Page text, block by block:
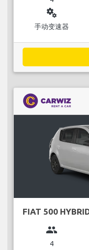
miscellaneous_services
手动变速器
FIAT 500
group
4